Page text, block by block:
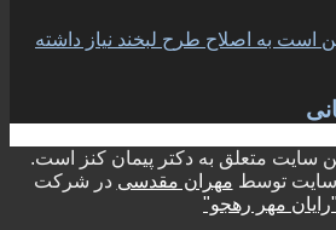
است به اصلاح طرح لبخند نیاز داشته
سایت متعلق به دکتر پیمان کنز است.
سایت توسط مهران مقدسی در شرکت
"رایان مهر رهجو"